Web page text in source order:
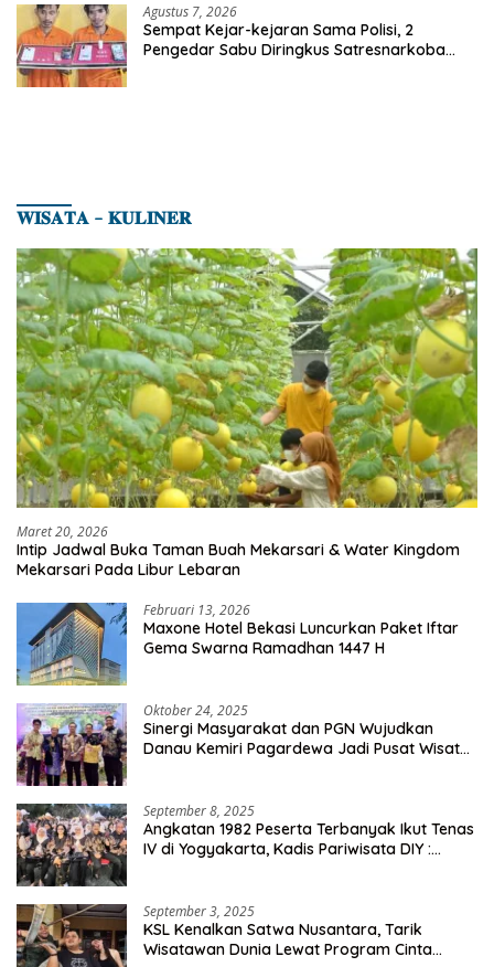
Agustus 7, 2026
Sempat Kejar-kejaran Sama Polisi, 2
Pengedar Sabu Diringkus Satresnarkoba
𝐖𝐈𝐒𝐀𝐓𝐀 – 𝐊𝐔𝐋𝐈𝐍𝐄𝐑
Maret 20, 2026
Intip Jadwal Buka Taman Buah Mekarsari & Water Kingdom
Mekarsari Pada Libur Lebaran
Februari 13, 2026
Maxone Hotel Bekasi Luncurkan Paket Iftar
Gema Swarna Ramadhan 1447 H
Oktober 24, 2025
Sinergi Masyarakat dan PGN Wujudkan
Danau Kemiri Pagardewa Jadi Pusat Wisata
September 8, 2025
Angkatan 1982 Peserta Terbanyak Ikut Tenas
IV di Yogyakarta, Kadis Pariwisata DIY :
September 3, 2025
KSL Kenalkan Satwa Nusantara, Tarik
Wisatawan Dunia Lewat Program Cinta